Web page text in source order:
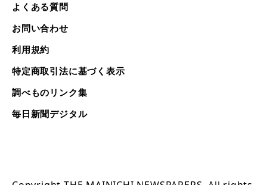
よくある質問
お問い合わせ
利用規約
特定商取引法に基づく表示
調べものリンク集
毎日新聞デジタル